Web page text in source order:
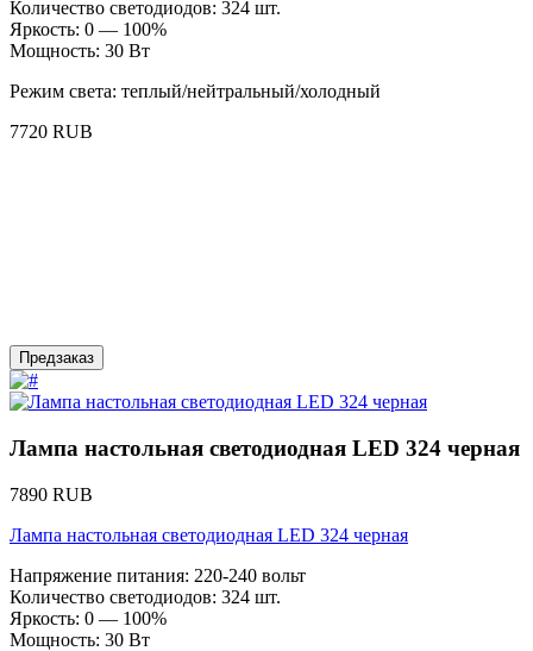
Количество светодиодов: 324 шт.
Яркость: 0 — 100%
Мощность: 30 Вт
Режим света: теплый/нейтральный/холодный
7720 RUB
Предзаказ
Лампа настольная светодиодная LED 324 черная
7890 RUB
Лампа настольная светодиодная LED 324 черная
Напряжение питания: 220-240 вольт
Количество светодиодов: 324 шт.
Яркость: 0 — 100%
Мощность: 30 Вт